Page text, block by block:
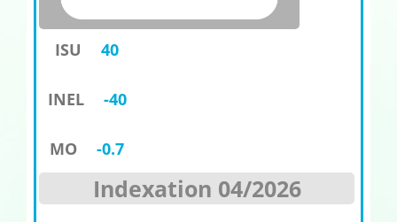
ISU 40
INEL -40
MO -0.7
Indexation 04/2026